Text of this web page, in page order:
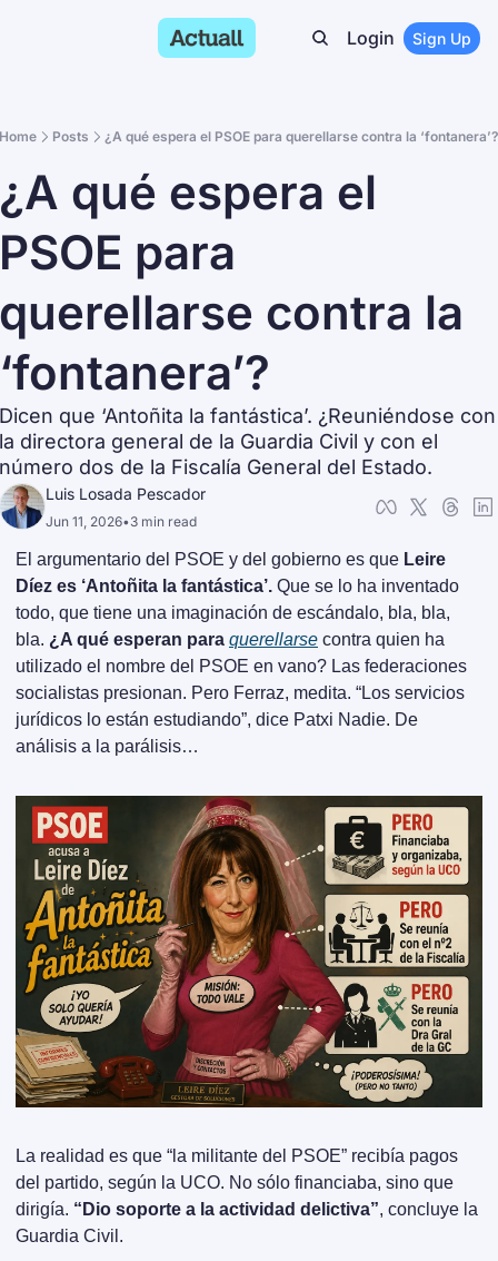
Login Sign Up
Home Posts ¿A qué espera el PSOE para querellarse contra la ‘fontanera’?
¿A qué espera el
PSOE para
querellarse contra la
‘fontanera’?
Dicen que ‘Antoñita la fantástica’. ¿Reuniéndose con
la directora general de la Guardia Civil y con el
número dos de la Fiscalía General del Estado.
Luis Losada Pescador
Jun 11, 2026•3 min read
El argumentario del PSOE y del gobierno es que Leire
Díez es ‘Antoñita la fantástica’. Que se lo ha inventado
todo, que tiene una imaginación de escándalo, bla, bla,
bla. ¿A qué esperan para querellarse contra quien ha
utilizado el nombre del PSOE en vano? Las federaciones
socialistas presionan. Pero Ferraz, medita. “Los servicios
jurídicos lo están estudiando”, dice Patxi Nadie. De
análisis a la parálisis…
La realidad es que “la militante del PSOE” recibía pagos
del partido, según la UCO. No sólo financiaba, sino que
dirigía. “Dio soporte a la actividad delictiva”, concluye la
Guardia Civil.